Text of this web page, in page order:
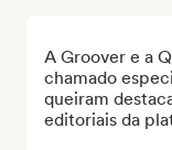
A Groover e a
chamado
queiram
editoriais da